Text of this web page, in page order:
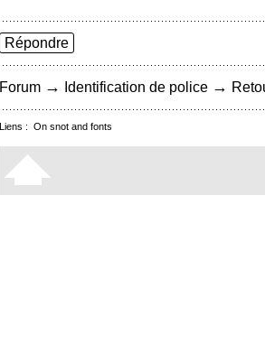
Répondre
Forum → Identification de police →
Liens : On snot and fonts